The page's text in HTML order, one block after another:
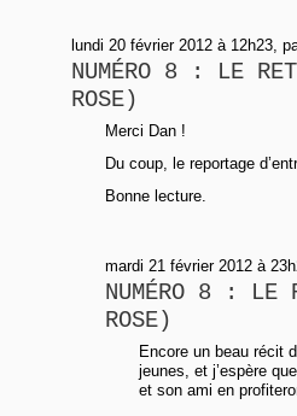
lundi 20 février 2012 à 12h23,
NUMÉRO 8 : LE
ROSE)
Merci Dan !
Du coup, le reportage
Bonne lecture.
mardi 21 février 2012 à
NUMÉRO 8 : LE
ROSE)
Encore un beau récit
jeunes, et j’espère
et son ami en